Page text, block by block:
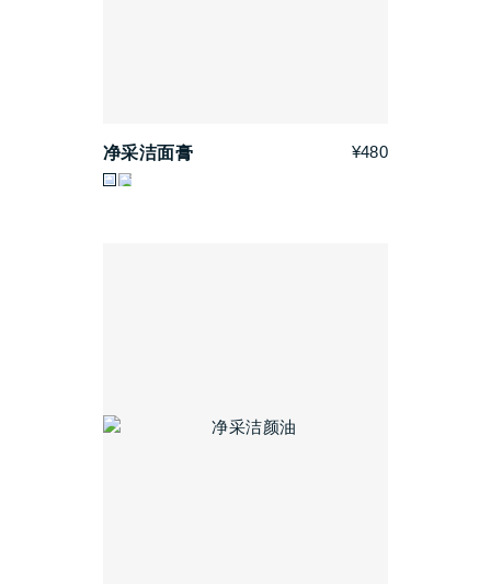
净采洁面膏 ¥480